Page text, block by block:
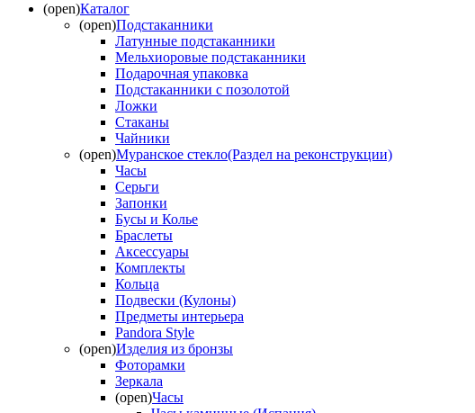
(open)Каталог
(open)Подстаканники
Латунные подстаканники
Мельхиоровые подстаканники
Подарочная упаковка
Подстаканники с позолотой
Ложки
Стаканы
Чайники
(open)Муранское стекло(Раздел на реконструкции)
Часы
Серьги
Запонки
Бусы и Колье
Браслеты
Аксессуары
Комплекты
Кольца
Подвески (Кулоны)
Предметы интерьера
Pandora Style
(open)Изделия из бронзы
Фоторамки
Зеркала
(open)Часы